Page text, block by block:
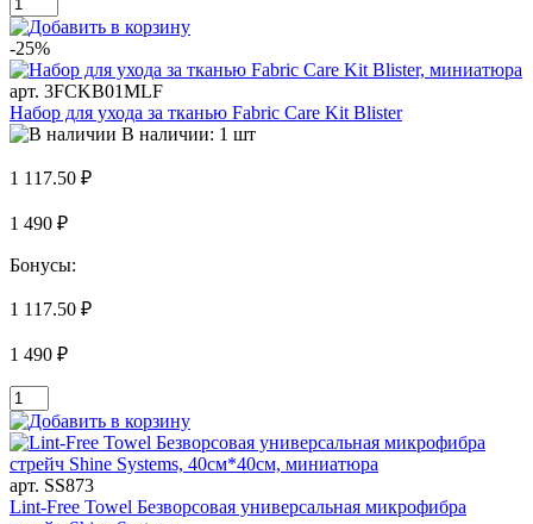
-25%
арт. 3FCKB01MLF
Набор для ухода за тканью Fabric Care Kit Blister
В наличии: 1 шт
1 117.50 ₽
1 490 ₽
Бонусы:
1 117.50 ₽
1 490 ₽
арт. SS873
Lint-Free Towel Безворсовая универсальная микрофибра